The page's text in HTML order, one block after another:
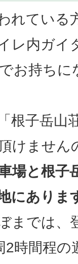
れている
レ内ガイ
お持ち
根子岳山
けません
場と根
にありま
までは、
2時間程